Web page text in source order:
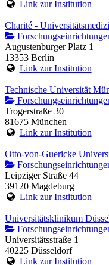
Link zur Institution
Charité -
Augustenburger Platz 1
13353 Berlin
Link zur Institution
Technische Universität
Trogerstraße 30
81675 München
Link zur Institution
Otto-von-Guericke
Leipziger Straße 44
39120 Magdeburg
Link zur Institution
Universitätsklinikum
Universitätsstraße 1
40225 Düsseldorf
Link zur Institution